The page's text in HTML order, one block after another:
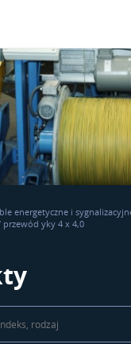
energetyczne i
przewód yky 4 x 4,0